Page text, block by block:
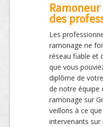
des
Les
ramonage ne
réseau fiable et
que vous
diplôme de
de notre équipe
ramonage sur
veillons à ce
intervenants sur